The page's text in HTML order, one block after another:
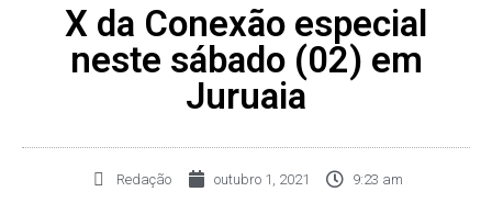
X da Conexão especial
neste sábado (02) em
Juruaia
Redação outubro 1, 2021 9:23 am